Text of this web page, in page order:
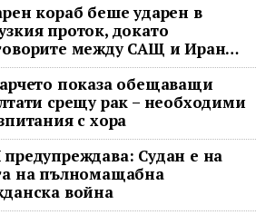
кораб беше ударен в
проток, докато
между САЩ и Иран
в безизходица
показа обещаващи
срещу рак – необходими
с хора
Судан е на
на пълномащабна
война